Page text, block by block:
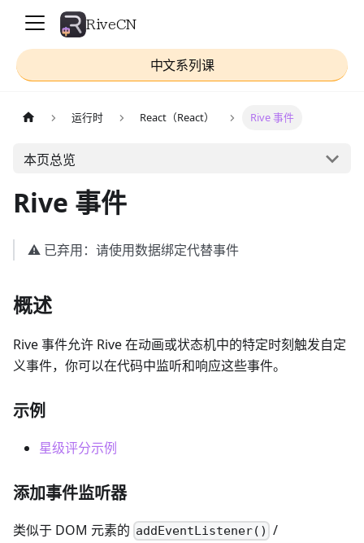
RiveCN
中文系列课
运行时 React（React） Rive 事件
本页总览
Rive 事件
⚠️ 已弃用：请使用数据绑定代替事件
概述
Rive 事件允许 Rive 在动画或状态机中的特定时刻触发自定
义事件，你可以在代码中监听和响应这些事件。
示例
星级评分示例
添加事件监听器
类似于 DOM 元素的 addEventListener() /